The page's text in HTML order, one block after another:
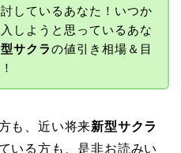
しているあなた！いつか
しようと思っているあな
サクラの値引き相場＆目
も、近い将来新型サクラ
いる方も、是非お読みい